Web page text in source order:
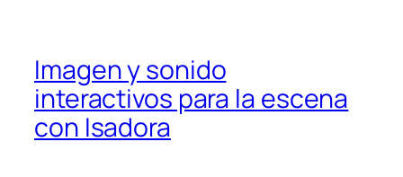
Imagen y sonido
interactivos para la escena
con Isadora